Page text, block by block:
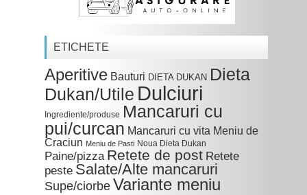
ETICHETE
Aperitive Bauturi DIETA DUKAN Dieta
Dukan/Utile Dulciuri
Ingrediente/produse Mancaruri cu
pui/curcan Mancaruri cu vita Meniu de
Craciun Meniu de Pasti Noua Dieta Dukan
Paine/pizza Retete de post Retete
peste Salate/Alte mancaruri
Supe/ciorbeVariante meniu